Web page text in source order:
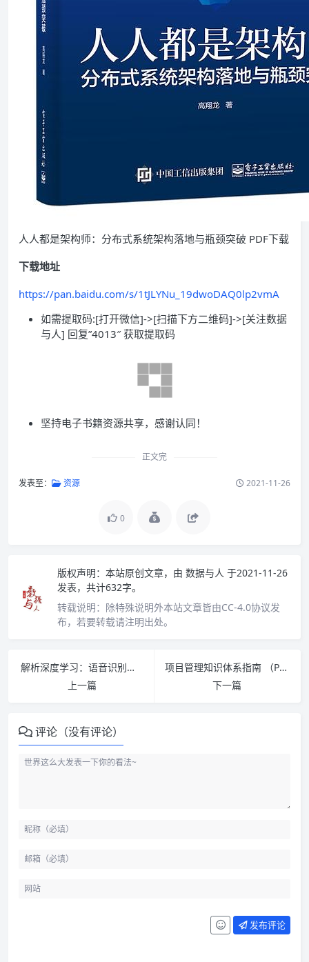
人人都是架构师：分布式系统架构落地与瓶颈突破 PDF下载
下载地址
https://pan.baidu.com/s/1tJLYNu_19dwoDAQ0lp2vmA
如需提取码:[打开微信]->[扫描下方二维码]->[关注数据
与人] 回复”4013″ 获取提取码
坚持电子书籍资源共享，感谢认同！
正文完
发表至： 资源 2021-11-26
0
版权声明： 本站原创文章，由 数据与人 于2021-11-26
发表，共计632字。
转载说明： 除特殊说明外本站文章皆由CC-4.0协议发
布，若要转载请注明出处。
解析深度学习：语音识别实践 PDF下载
上一篇
项目管理知识体系指南 （PMBOK指南） 第七版 中文版 PMP考试指定教材 PDF下载
下一篇
评论（没有评论）
发布评论